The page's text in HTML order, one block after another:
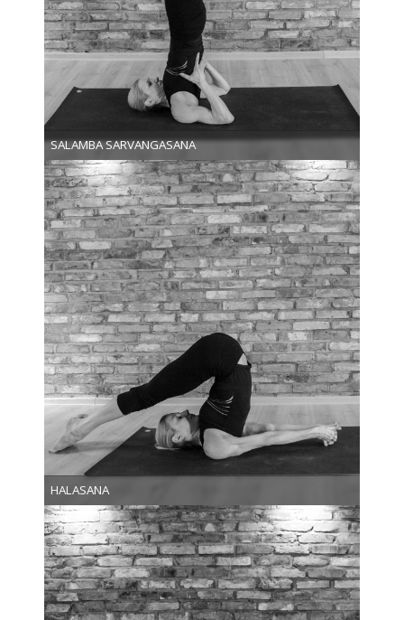
SALAMBA SARVANGASANA
HALASANA